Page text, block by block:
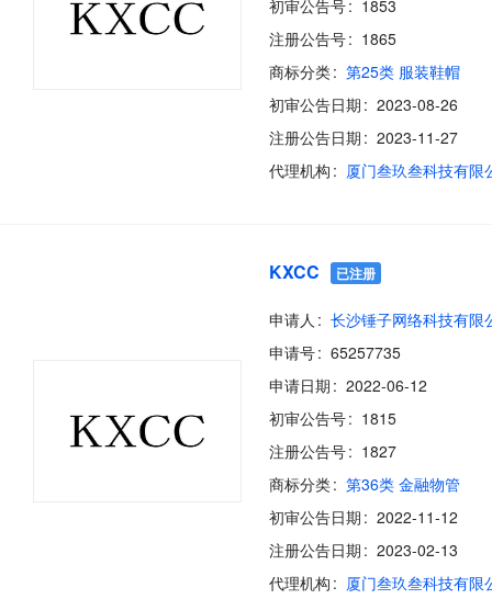
初审公告号
1853
注册公告号
1865
商标分类
第25类 服装鞋帽
初审公告日期
2023-08-26
注册公告日期
2023-11-27
代理机构
厦门叁玖叁科技有限
KXCC 已注册
申请人
长沙锤子网络科技有限
申请号
65257735
申请日期
2022-06-12
初审公告号
1815
注册公告号
1827
商标分类
第36类 金融物管
初审公告日期
2022-11-12
注册公告日期
2023-02-13
代理机构
厦门叁玖叁科技有限